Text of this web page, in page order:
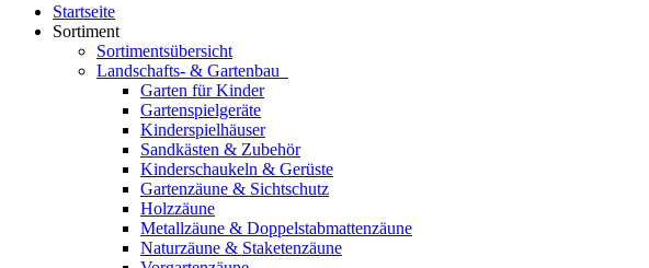
Startseite
Sortiment
Sortimentsübersicht
Landschafts- & Gartenbau
Garten für Kinder
Gartenspielgeräte
Kinderspielhäuser
Sandkästen & Zubehör
Kinderschaukeln & Gerüste
Gartenzäune & Sichtschutz
Holzzäune
Metallzäune & Doppelstabmattenzäune
Naturzäune & Staketenzäune